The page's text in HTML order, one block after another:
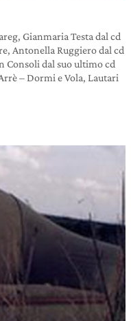
Gianmaria Testa dal cd
Antonella Ruggiero dal cd
Consoli dal suo ultimo cd
– Dormi e Vola, Lautari